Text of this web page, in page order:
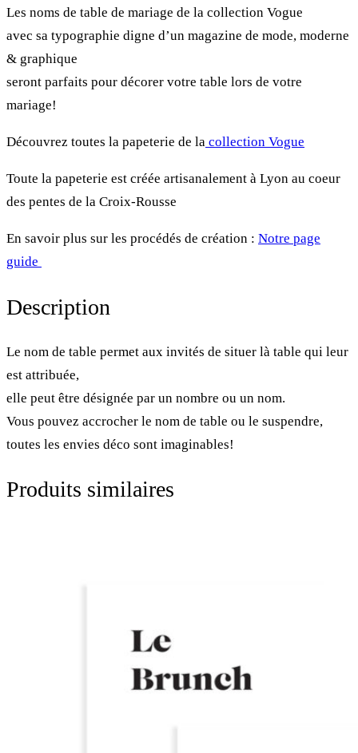
Les noms de table de mariage de la collection Vogue
avec sa typographie digne d’un magazine de mode, moderne
& graphique
seront parfaits pour décorer votre table lors de votre
mariage!
Découvrez toutes la papeterie de la collection Vogue
Toute la papeterie est créée artisanalement à Lyon au coeur
des pentes de la Croix-Rousse
En savoir plus sur les procédés de création : Notre page
guide
Description
Le nom de table permet aux invités de situer là table qui leur
est attribuée,
elle peut être désignée par un nombre ou un nom.
Vous pouvez accrocher le nom de table ou le suspendre,
toutes les envies déco sont imaginables!
Produits similaires